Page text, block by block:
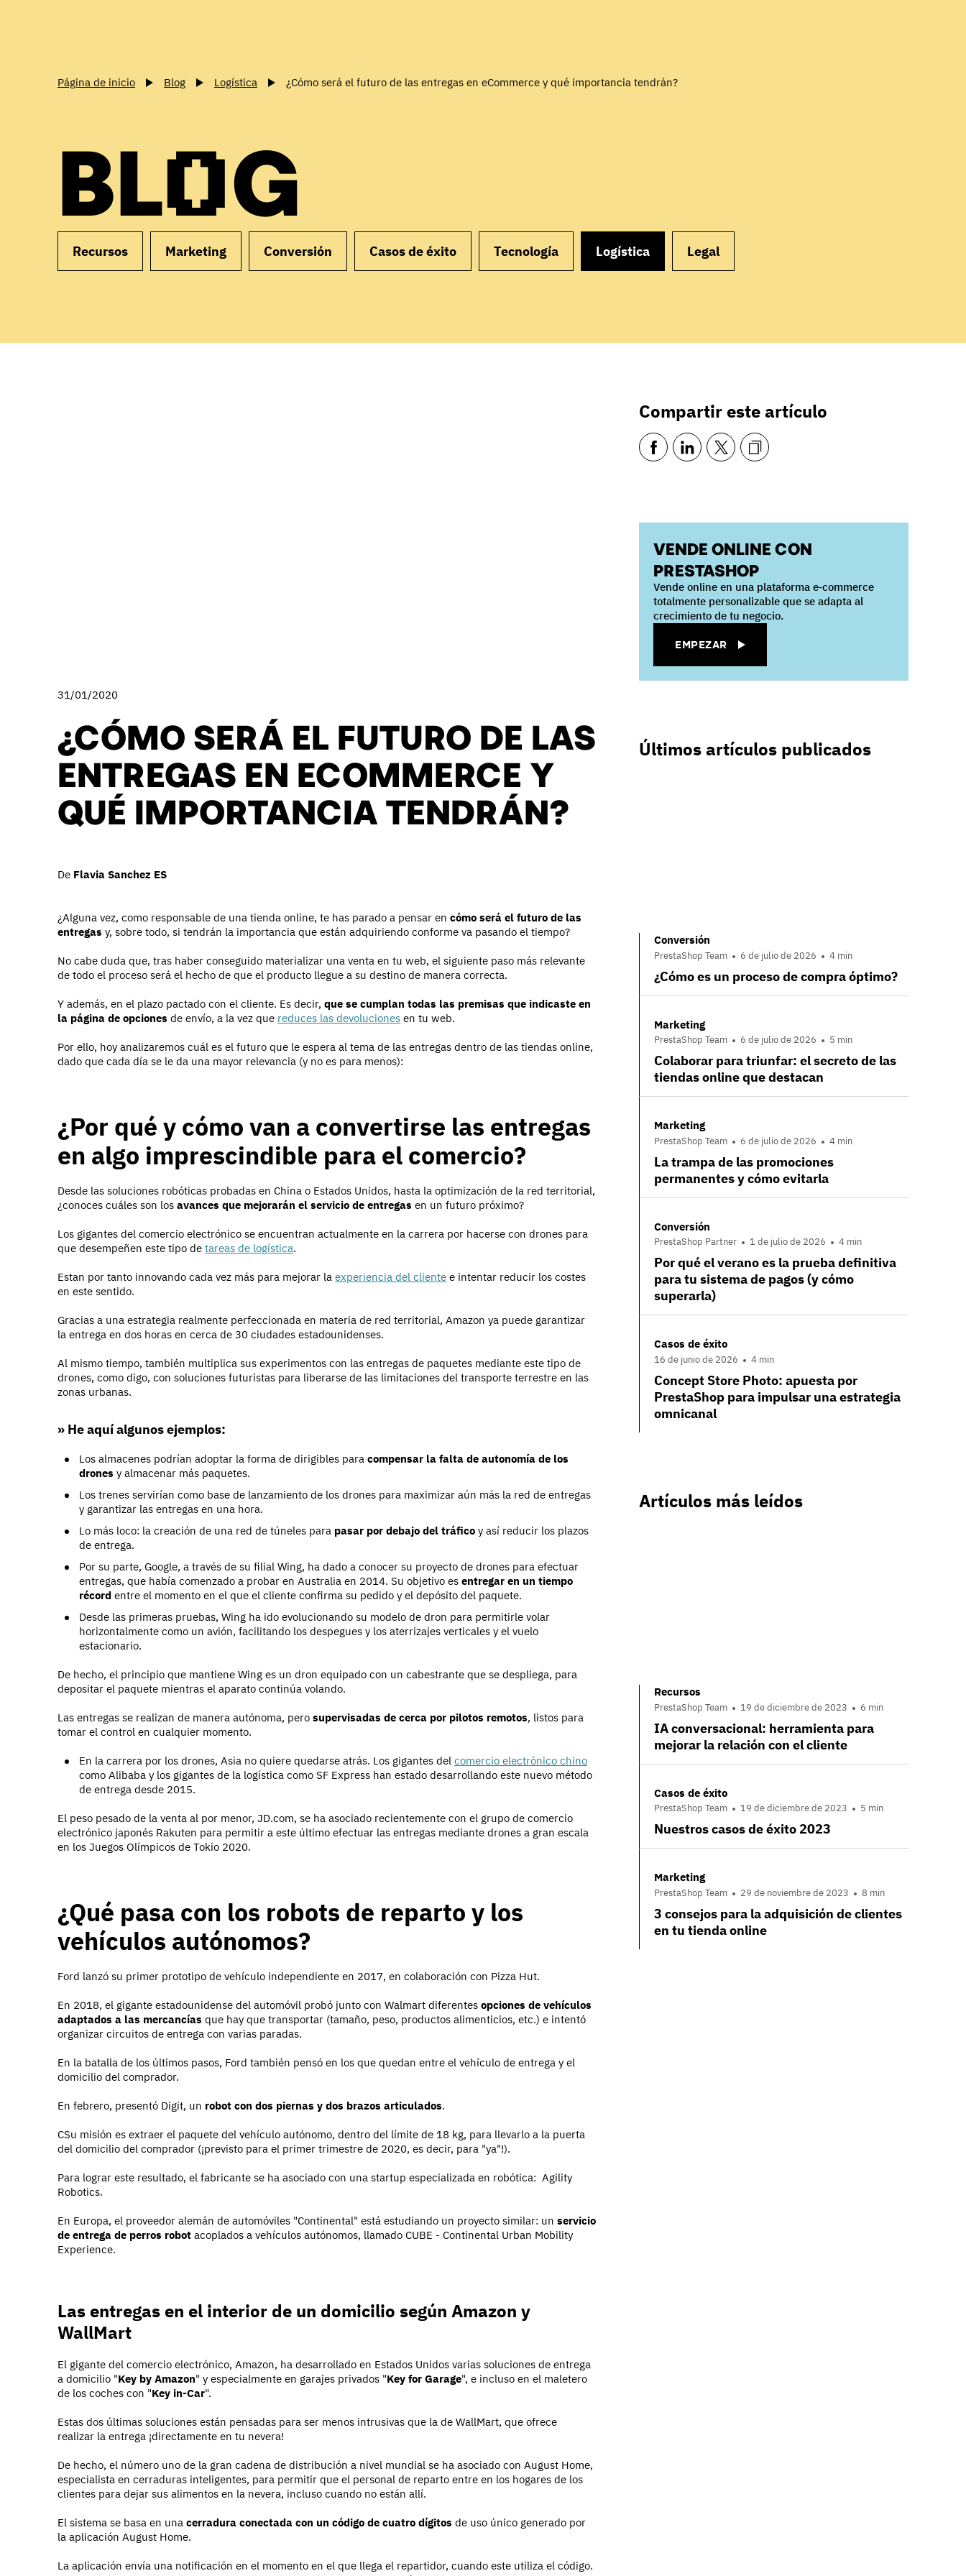
Página de inicio Blog Logística ¿Cómo será el futuro de las entregas en eCommerce y qué importancia tendrán?
BLOG
Recursos Marketing Conversión Casos de éxito Tecnología Logística Legal
31/01/2020
¿CÓMO SERÁ EL FUTURO DE LAS
ENTREGAS EN ECOMMERCE Y
QUÉ IMPORTANCIA TENDRÁN?
De Flavia Sanchez ES
¿Alguna vez, como responsable de una tienda online, te has parado a pensar en cómo será el futuro de las
entregas y, sobre todo, si tendrán la importancia que están adquiriendo conforme va pasando el tiempo?
No cabe duda que, tras haber conseguido materializar una venta en tu web, el siguiente paso más relevante
de todo el proceso será el hecho de que el producto llegue a su destino de manera correcta.
Y además, en el plazo pactado con el cliente. Es decir, que se cumplan todas las premisas que indicaste en
la página de opciones de envío, a la vez que reduces las devoluciones en tu web.
Por ello, hoy analizaremos cuál es el futuro que le espera al tema de las entregas dentro de las tiendas online,
dado que cada día se le da una mayor relevancia (y no es para menos):
¿Por qué y cómo van a convertirse las entregas
en algo imprescindible para el comercio?
Desde las soluciones robóticas probadas en China o Estados Unidos, hasta la optimización de la red territorial,
¿conoces cuáles son los avances que mejorarán el servicio de entregas en un futuro próximo?
Los gigantes del comercio electrónico se encuentran actualmente en la carrera por hacerse con drones para
que desempeñen este tipo de tareas de logística.
Estan por tanto innovando cada vez más para mejorar la experiencia del cliente e intentar reducir los costes
en este sentido.
Gracias a una estrategia realmente perfeccionada en materia de red territorial, Amazon ya puede garantizar
la entrega en dos horas en cerca de 30 ciudades estadounidenses.
Al mismo tiempo, también multiplica sus experimentos con las entregas de paquetes mediante este tipo de
drones, como digo, con soluciones futuristas para liberarse de las limitaciones del transporte terrestre en las
zonas urbanas.
» He aquí algunos ejemplos:
Los almacenes podrían adoptar la forma de dirigibles para compensar la falta de autonomía de los
drones y almacenar más paquetes.
Los trenes servirían como base de lanzamiento de los drones para maximizar aún más la red de entregas
y garantizar las entregas en una hora.
Lo más loco: la creación de una red de túneles para pasar por debajo del tráfico y así reducir los plazos
de entrega.
Por su parte, Google, a través de su filial Wing, ha dado a conocer su proyecto de drones para efectuar
entregas, que había comenzado a probar en Australia en 2014. Su objetivo es entregar en un tiempo
récord entre el momento en el que el cliente confirma su pedido y el depósito del paquete.
Desde las primeras pruebas, Wing ha ido evolucionando su modelo de dron para permitirle volar
horizontalmente como un avión, facilitando los despegues y los aterrizajes verticales y el vuelo
estacionario.
De hecho, el principio que mantiene Wing es un dron equipado con un cabestrante que se despliega, para
depositar el paquete mientras el aparato continúa volando.
Las entregas se realizan de manera autónoma, pero supervisadas de cerca por pilotos remotos, listos para
tomar el control en cualquier momento.
En la carrera por los drones, Asia no quiere quedarse atrás. Los gigantes del comercio electrónico chino
como Alibaba y los gigantes de la logística como SF Express han estado desarrollando este nuevo método
de entrega desde 2015.
El peso pesado de la venta al por menor, JD.com, se ha asociado recientemente con el grupo de comercio
electrónico japonés Rakuten para permitir a este último efectuar las entregas mediante drones a gran escala
en los Juegos Olímpicos de Tokio 2020.
¿Qué pasa con los robots de reparto y los
vehículos autónomos?
Ford lanzó su primer prototipo de vehículo independiente en 2017, en colaboración con Pizza Hut.
En 2018, el gigante estadounidense del automóvil probó junto con Walmart diferentes opciones de vehículos
adaptados a las mercancías que hay que transportar (tamaño, peso, productos alimenticios, etc.) e intentó
organizar circuitos de entrega con varias paradas.
En la batalla de los últimos pasos, Ford también pensó en los que quedan entre el vehículo de entrega y el
domicilio del comprador.
En febrero, presentó Digit, un robot con dos piernas y dos brazos articulados.
CSu misión es extraer el paquete del vehículo autónomo, dentro del límite de 18 kg, para llevarlo a la puerta
del domicilio del comprador (¡previsto para el primer trimestre de 2020, es decir, para "ya"!).
Para lograr este resultado, el fabricante se ha asociado con una startup especializada en robótica: Agility
Robotics.
En Europa, el proveedor alemán de automóviles "Continental" está estudiando un proyecto similar: un servicio
de entrega de perros robot acoplados a vehículos autónomos, llamado CUBE - Continental Urban Mobility
Experience.
Las entregas en el interior de un domicilio según Amazon y
WallMart
El gigante del comercio electrónico, Amazon, ha desarrollado en Estados Unidos varias soluciones de entrega
a domicilio "Key by Amazon" y especialmente en garajes privados "Key for Garage", e incluso en el maletero
de los coches con "Key in-Car".
Estas dos últimas soluciones están pensadas para ser menos intrusivas que la de WallMart, que ofrece
realizar la entrega ¡directamente en tu nevera!
De hecho, el número uno de la gran cadena de distribución a nivel mundial se ha asociado con August Home,
especialista en cerraduras inteligentes, para permitir que el personal de reparto entre en los hogares de los
clientes para dejar sus alimentos en la nevera, incluso cuando no están allí.
El sistema se basa en una cerradura conectada con un código de cuatro dígitos de uso único generado por
la aplicación August Home.
La aplicación envía una notificación en el momento en el que llega el repartidor, cuando este utiliza el código.
Compartir este artículo
VENDE ONLINE CON
PRESTASHOP
Vende online en una plataforma e‑commerce
totalmente personalizable que se adapta al
crecimiento de tu negocio.
EMPEZAR
Últimos artículos publicados
Conversión
PrestaShop Team 6 de julio de 2026 4 min
¿Cómo es un proceso de compra óptimo?
Marketing
PrestaShop Team 6 de julio de 2026 5 min
Colaborar para triunfar: el secreto de las
tiendas online que destacan
Marketing
PrestaShop Team 6 de julio de 2026 4 min
La trampa de las promociones
permanentes y cómo evitarla
Conversión
PrestaShop Partner 1 de julio de 2026 4 min
Por qué el verano es la prueba definitiva
para tu sistema de pagos (y cómo
superarla)
Casos de éxito
16 de junio de 2026 4 min
Concept Store Photo: apuesta por
PrestaShop para impulsar una estrategia
omnicanal
Artículos más leídos
Recursos
PrestaShop Team 19 de diciembre de 2023 6 min
IA conversacional: herramienta para
mejorar la relación con el cliente
Casos de éxito
PrestaShop Team 19 de diciembre de 2023 5 min
Nuestros casos de éxito 2023
Marketing
PrestaShop Team 29 de noviembre de 2023 8 min
3 consejos para la adquisición de clientes
en tu tienda online